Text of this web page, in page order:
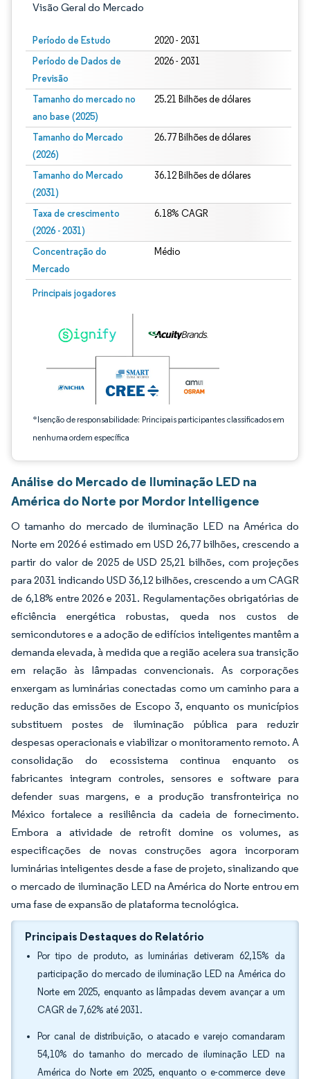
Visão Geral do Mercado
Período de Estudo 2020 - 2031
Período de Dados de
Previsão
2026 - 2031
Tamanho do mercado no
ano base (2025)
25.21 Bilhões de dólares
Tamanho do Mercado
(2026)
26.77 Bilhões de dólares
Tamanho do Mercado
(2031)
36.12 Bilhões de dólares
Taxa de crescimento
(2026 - 2031)
6.18% CAGR
Concentração do
Mercado
Médio
Principais jogadores
*Isenção de responsabilidade: Principais participantes classificados em
nenhuma ordem específica
Imagem © Mordor Intelligence. O reuso requer atribuição conforme CC BY 4.0.
Análise do Mercado de Iluminação LED na
América do Norte por Mordor Intelligence
O tamanho do mercado de iluminação LED na América do
Norte em 2026 é estimado em USD 26,77 bilhões, crescendo a
partir do valor de 2025 de USD 25,21 bilhões, com projeções
para 2031 indicando USD 36,12 bilhões, crescendo a um CAGR
de 6,18% entre 2026 e 2031. Regulamentações obrigatórias de
eficiência energética robustas, queda nos custos de
semicondutores e a adoção de edifícios inteligentes mantêm a
demanda elevada, à medida que a região acelera sua transição
em relação às lâmpadas convencionais. As corporações
enxergam as luminárias conectadas como um caminho para a
redução das emissões de Escopo 3, enquanto os municípios
substituem postes de iluminação pública para reduzir
despesas operacionais e viabilizar o monitoramento remoto. A
consolidação do ecossistema continua enquanto os
fabricantes integram controles, sensores e software para
defender suas margens, e a produção transfronteiriça no
México fortalece a resiliência da cadeia de fornecimento.
Embora a atividade de retrofit domine os volumes, as
especificações de novas construções agora incorporam
luminárias inteligentes desde a fase de projeto, sinalizando que
o mercado de iluminação LED na América do Norte entrou em
uma fase de expansão de plataforma tecnológica.
Principais Destaques do Relatório
Por tipo de produto, as luminárias detiveram 62,15% da
participação do mercado de iluminação LED na América do
Norte em 2025, enquanto as lâmpadas devem avançar a um
CAGR de 7,62% até 2031.
Por canal de distribuição, o atacado e varejo comandaram
54,10% do tamanho do mercado de iluminação LED na
América do Norte em 2025, enquanto o e-commerce deve